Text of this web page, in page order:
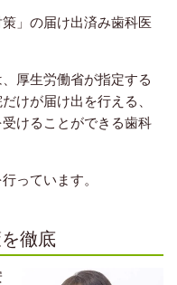
」の届け出済み歯科医
厚生労働省が指定する
けが届け出を行える、
受けることができる歯科
っています。
徹底